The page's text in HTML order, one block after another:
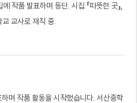
작품 발표하며 등단. 시집 『따뜻한 곳』,
교 교사로 재직 중.
하며 작품 활동을 시작했습니다. 서산중학